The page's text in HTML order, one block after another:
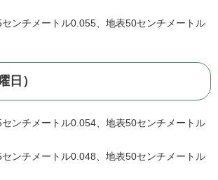
ンチメートル0.055、地表50センチメートル
日）
ンチメートル0.054、地表50センチメートル
ンチメートル0.048、地表50センチメートル